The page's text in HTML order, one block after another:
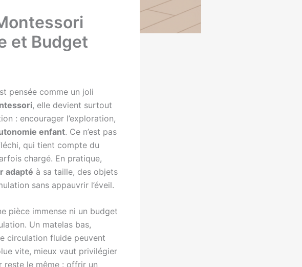
et Budget
pensée comme un joli
, elle devient surtout
: encourager l’exploration,
enfant. Ce n’est pas
qui tient compte du
chargé. En pratique,
adapté à sa taille, des objets
sans appauvrir l’éveil.
pièce immense ni un budget
Un matelas bas,
circulation fluide peuvent
vite, mieux vaut privilégier
reste le même : offrir un